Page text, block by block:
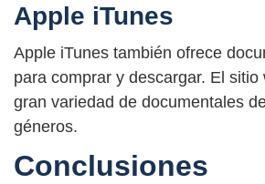
Apple iTunes
Apple iTunes también ofrece
para comprar y descargar. El sitio
gran variedad de documentales
géneros.
Conclusiones